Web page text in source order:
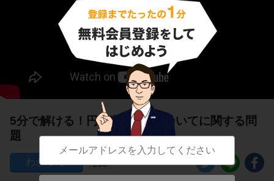
5分で解ける！円周率「π」についてに関する問
題
235